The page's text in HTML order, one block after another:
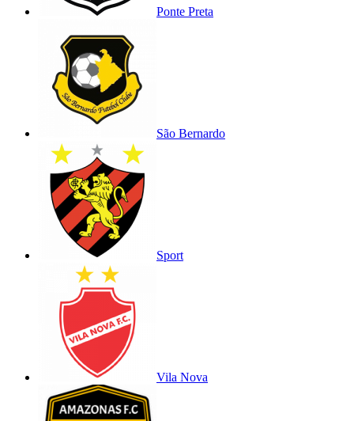
Ponte Preta
São Bernardo
Sport
Vila Nova